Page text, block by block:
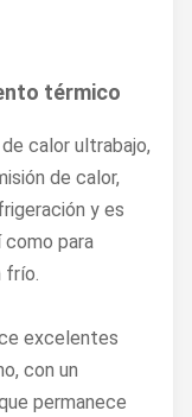
térmico
calor ultrabajo,
de calor,
y es
como para
excelentes
con un
permanece